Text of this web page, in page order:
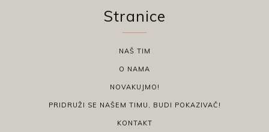
Stranice
NAŠ TIM
O NAMA
NOVAKUJMO!
PRIDRUŽI SE NAŠEM TIMU, BUDI POKAZIVAČ!
KONTAKT